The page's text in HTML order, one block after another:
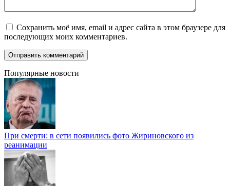
Сохранить моё имя, email и адрес сайта в этом браузере для
последующих моих комментариев.
Популярные новости
При смерти: в сети появились фото Жириновского из
реанимации